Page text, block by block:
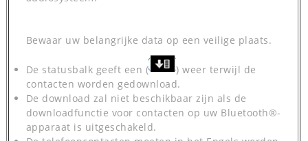
Bewaar uw belangrijke data op een veilige plaats.
De statusbalk geeft een (
) weer terwijl de
contacten worden gedownload.
De download zal niet beschikbaar zijn als de
downloadfunctie voor contacten op uw Bluetooth®-
apparaat is uitgeschakeld.